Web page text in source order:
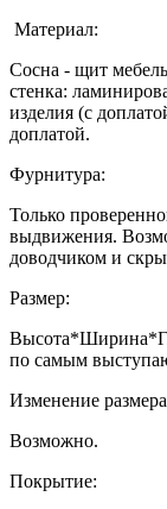
Материал:
Сосна - щит
стенка:
изделия (с
доплатой.
Фурнитура:
Только
выдвижения.
доводчиком и
Размер:
по самым
Изменение
Возможно.
Покрытие: